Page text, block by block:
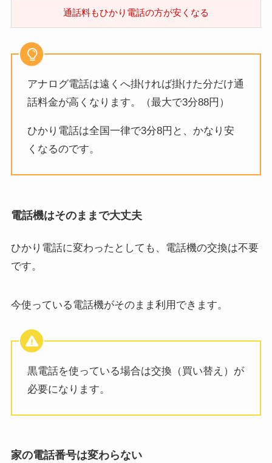
通話料もひかり電話の方が安くなる
アナログ電話は遠くへ掛ければ掛けた分だけ通
話料金が高くなります。（最大で3分88円）
ひかり電話は全国一律で3分8円と、かなり安
くなるのです。
電話機はそのままで大丈夫
ひかり電話に変わったとしても、電話機の交換は不要
です。
今使っている電話機がそのまま利用できます。
黒電話を使っている場合は交換（買い替え）が
必要になります。
家の電話番号は変わらない